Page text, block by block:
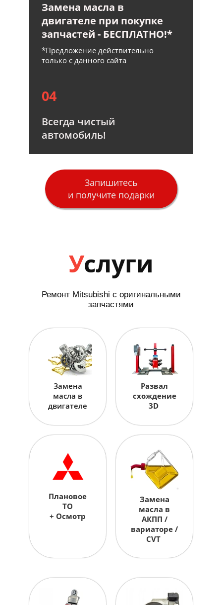
Замена масла в
двигателе при покупке
запчастей - БЕСПЛАТНО!*
*Предложение действительно
только с данного сайта
04
Всегда чистый
автомобиль!
Запишитесь
и получите подарки
Услуги
Ремонт Mitsubishi с оригинальными
запчастями
Замена
масла в
двигателе
Развал
схождение
3D
Плановое
ТО
+ Осмотр
Замена
масла в
АКПП /
вариаторе /
CVT